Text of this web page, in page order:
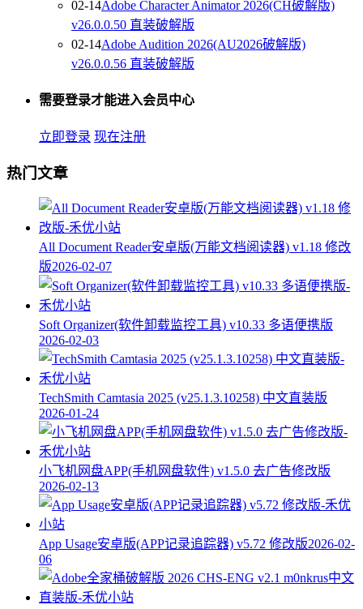
02-14Adobe Character Animator 2026(CH破解版)
v26.0.0.50 直装破解版
02-14Adobe Audition 2026(AU2026破解版)
v26.0.0.56 直装破解版
需要登录才能进入会员中心
立即登录 现在注册
热门文章
All Document Reader安卓版(万能文档阅读器) v1.18 修改
版2026-02-07
Soft Organizer(软件卸载监控工具) v10.33 多语便携版
2026-02-03
TechSmith Camtasia 2025 (v25.1.3.10258) 中文直装版
2026-01-24
小飞机网盘APP(手机网盘软件) v1.5.0 去广告修改版
2026-02-13
App Usage安卓版(APP记录追踪器) v5.72 修改版2026-02-
06